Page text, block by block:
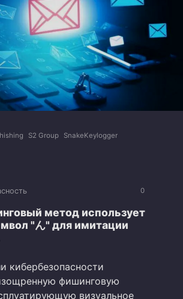
S2 Group SnakeKeylogger
0
метод использует
"ん" для имитации
кибербезопасности
фишинговую
визуальное